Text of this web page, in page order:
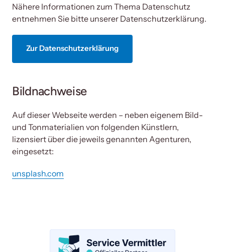
Nähere Informationen zum Thema Datenschutz
entnehmen Sie bitte unserer Datenschutzerklärung.
Zur Datenschutzerklärung
Bildnachweise
Auf dieser Webseite werden – neben eigenem Bild-
und Tonmaterialien von folgenden Künstlern,
lizensiert über die jeweils genannten Agenturen,
eingesetzt:
unsplash.com